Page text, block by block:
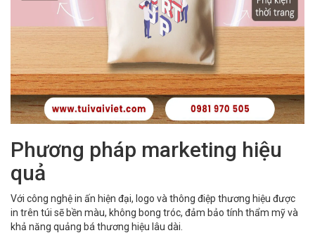
Phương pháp marketing hiệu
quả
Với công nghệ in ấn hiện đại, logo và thông điệp thương hiệu được
in trên túi sẽ bền màu, không bong tróc, đảm bảo tính thẩm mỹ và
khả năng quảng bá thương hiệu lâu dài.